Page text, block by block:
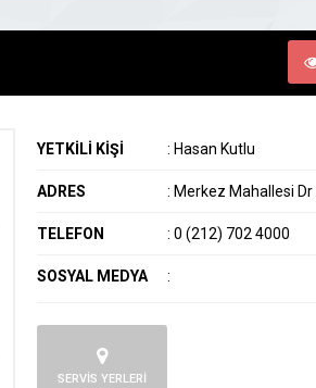
YETKİLİ KİŞİ : Hasan Kutlu
ADRES : Merkez Mahallesi
TELEFON : 0 (212) 702 4000
SOSYAL MEDYA :
SERVİS YERLERİ